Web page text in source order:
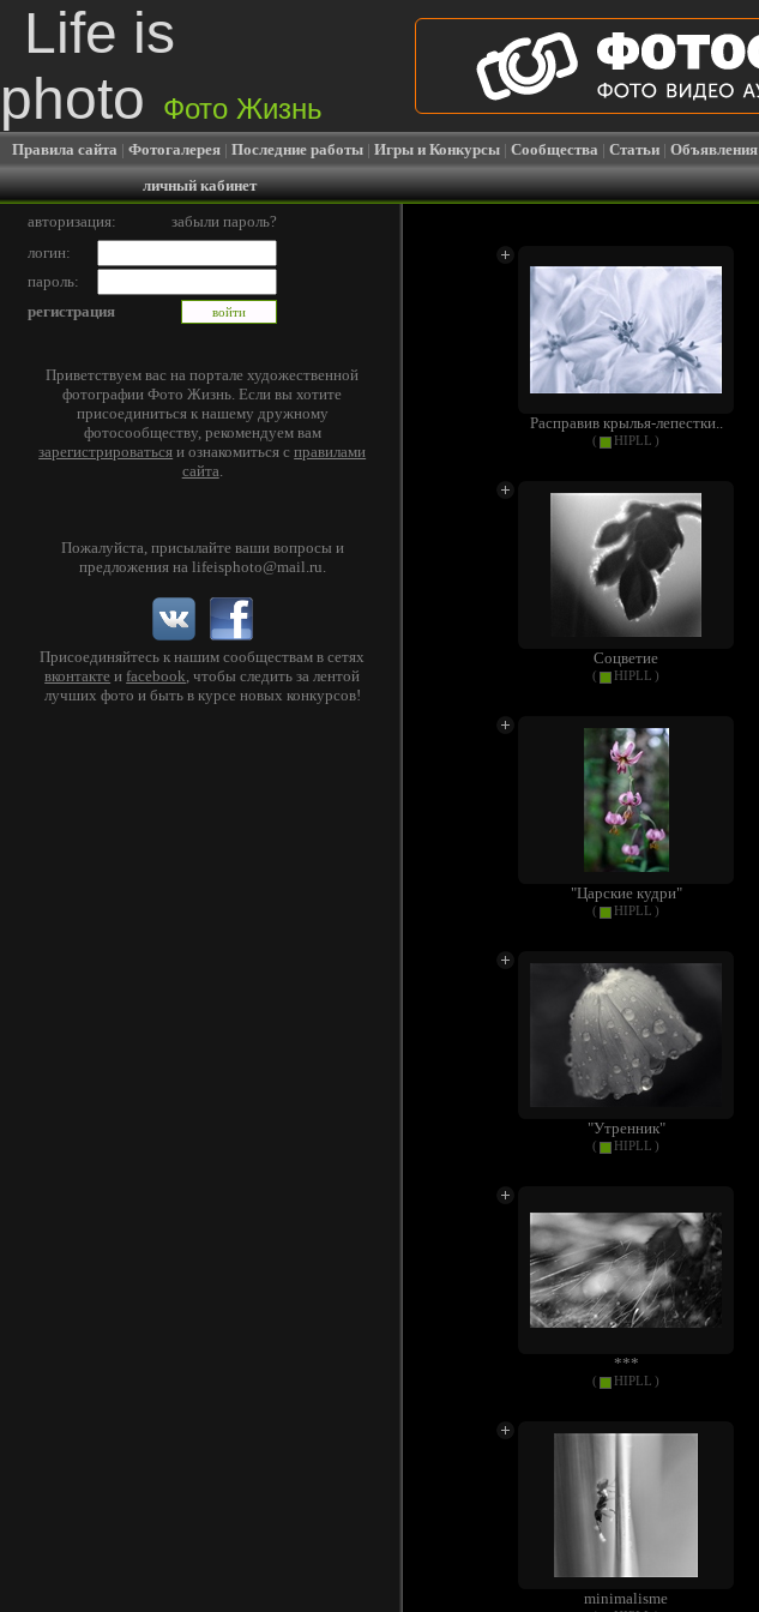
Life is
photo
Фото Жизнь
Правила сайта | Фотогалерея | Последние работы | Игры и Конкурсы | Сообщества | Статьи | Объявления
личный кабинет
авторизация:
забыли пароль?
логин:
пароль:
регистрация
Приветствуем вас на портале художественной
фотографии Фото Жизнь. Если вы хотите
присоединиться к нашему дружному
фотосообществу, рекомендуем вам
зарегистрироваться и ознакомиться справилами
сайта.
Пожалуйста, присылайте ваши вопросы и
предложения на lifeisphoto@mail.ru.
Присоединяйтесь к нашим сообществам в сетях
вконтакте иfacebook, чтобы следить за лентой
лучших фото и быть в курсе новых конкурсов!
Расправив крылья-лепестки..
( HIPLL )
Соцветие
( HIPLL )
"Царские кудри"
( HIPLL )
"Утренник"
( HIPLL )
***
( HIPLL )
minimalisme